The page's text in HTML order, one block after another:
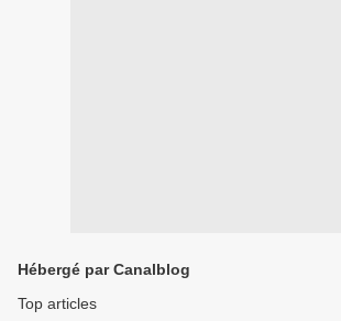
Hébergé par Canalblog
Top articles